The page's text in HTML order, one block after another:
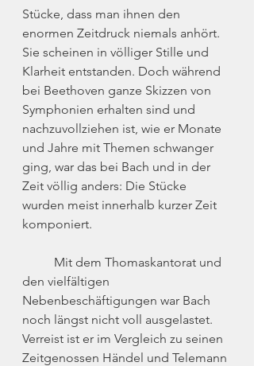
Stücke, dass man ihnen den
enormen Zeitdruck niemals anhört.
Sie scheinen in völliger Stille und
Klarheit entstanden. Doch während
bei Beethoven ganze Skizzen von
Symphonien erhalten sind und
nachzuvollziehen ist, wie er Monate
und Jahre mit Themen schwanger
ging, war das bei Bach und in der
Zeit völlig anders: Die Stücke
wurden meist innerhalb kurzer Zeit
komponiert.
den vielfältigen
Nebenbeschäftigungen war Bach
noch längst nicht voll ausgelastet.
Verreist ist er im Vergleich zu seinen
Zeitgenossen Händel und Telemann